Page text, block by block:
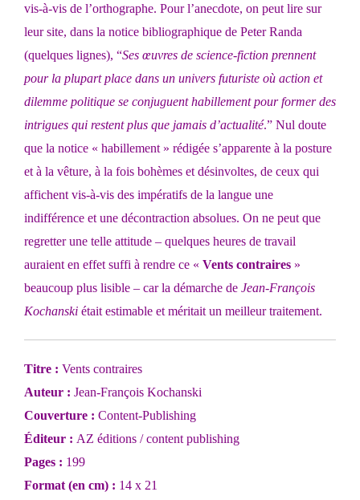
vis-à-vis de l’orthographe. Pour l’anecdote, on peut lire sur
leur site, dans la notice bibliographique de Peter Randa
(quelques lignes), “Ses œuvres de science-fiction prennent
pour la plupart place dans un univers futuriste où action et
dilemme politique se conjuguent habillement pour former des
intrigues qui restent plus que jamais d’actualité.” Nul doute
que la notice « habillement » rédigée s’apparente à la posture
et à la vêture, à la fois bohèmes et désinvoltes, de ceux qui
affichent vis-à-vis des impératifs de la langue une
indifférence et une décontraction absolues. On ne peut que
regretter une telle attitude – quelques heures de travail
auraient en effet suffi à rendre ce « Vents contraires »
beaucoup plus lisible – car la démarche de Jean-François
Kochanski était estimable et méritait un meilleur traitement.
Titre : Vents contraires
Auteur : Jean-François Kochanski
Couverture : Content-Publishing
Éditeur : AZ éditions / content publishing
Pages : 199
Format (en cm) : 14 x 21